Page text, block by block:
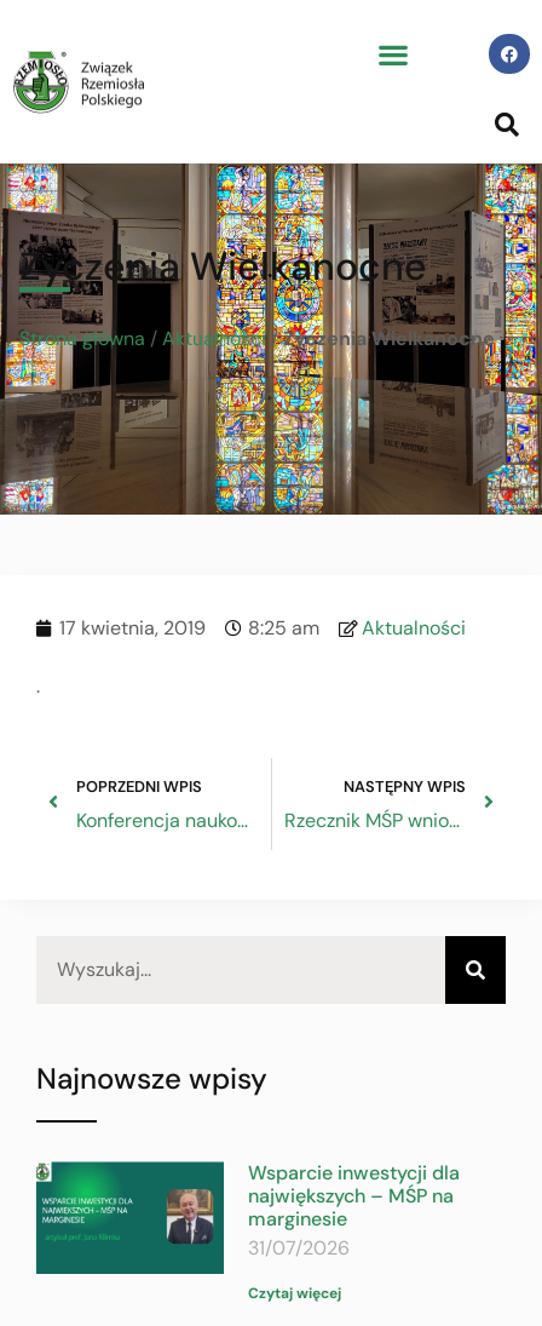
Życzenia Wielkanocne
Strona główna /Aktualności /Życzenia Wielkanocne
17 kwietnia, 2019 8:25 am Aktualności
.
POPRZEDNI WPIS
Konferencja naukowo-techniczna „Plus Energetyczne Budownictwo w Gospodarce o Obiegu Zamkniętym”
NASTĘPNY WPIS
Rzecznik MŚP wnioskuje o bezpłatny program do składania sprawozdań finansowych w formie elektornicznej
Najnowsze wpisy
Wsparcie inwestycji dla
największych – MŚP na
marginesie
31/07/2026
Czytaj więcej